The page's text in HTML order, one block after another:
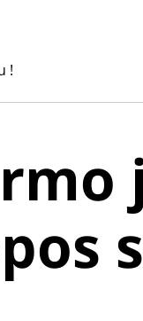
!